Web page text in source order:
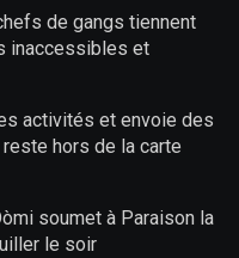
de gangs tiennent
inaccessibles et
activités et envoie des
hors de la carte
soumet à Paraison la
le soir